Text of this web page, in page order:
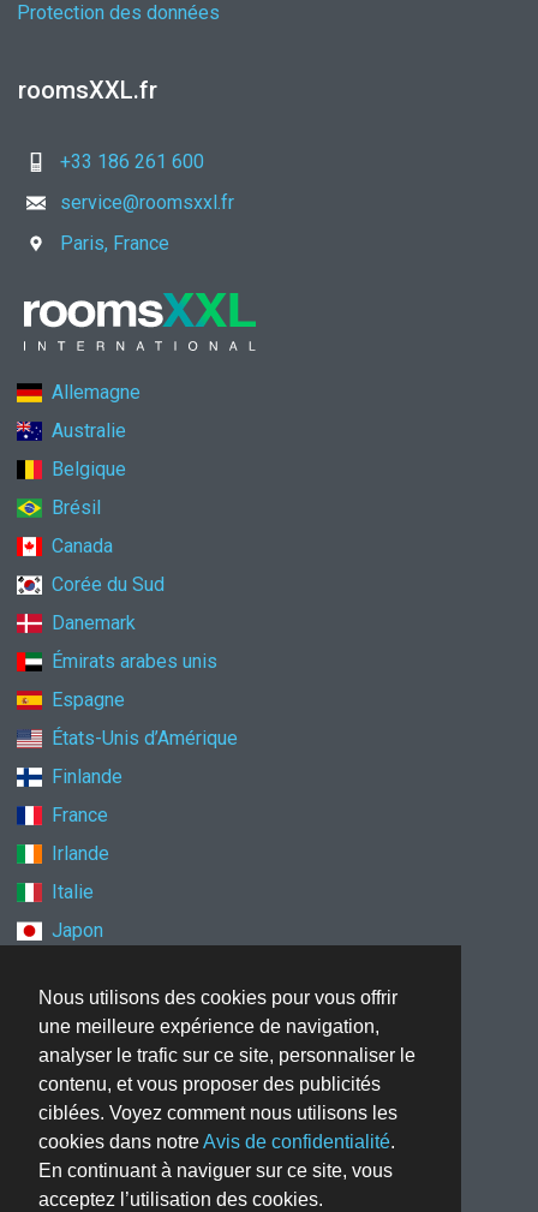
Nous utilisons des cookies pour vous offrir
une meilleure expérience de navigation,
analyser le trafic sur ce site, personnaliser le
contenu, et vous proposer des publicités
ciblées. Voyez comment nous utilisons les
cookies dans notreAvis de confidentialité.
En continuant à naviguer sur ce site, vous
acceptez l’utilisation des cookies.
Protection des données
roomsXXL.fr
+33 186 261 600
service@roomsxxl.fr
Paris, France
Allemagne
Australie
Belgique
Brésil
Canada
Corée du Sud
Danemark
Émirats arabes unis
Espagne
États-Unis d’Amérique
Finlande
France
Irlande
Italie
Japon
Norvège
Nouvelle-Zélande
Pays-Bas
Pologne
Royaume-Uni
Singapour